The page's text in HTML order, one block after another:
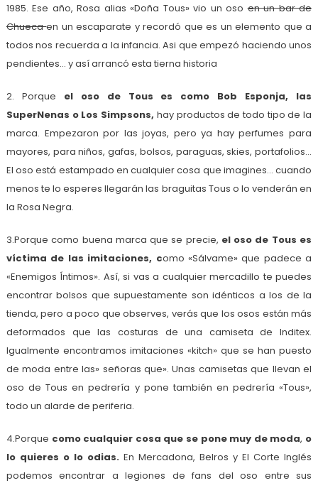
1985. Ese año, Rosa alias «Doña Tous» vio un osoen un bar de
Chuecaen un escaparate y recordó que es un elemento que a
todos nos recuerda a la infancia. Asi que empezó haciendo unos
pendientes… y así arrancó esta tierna historia
2. Porque el oso de Tous es como Bob Esponja, las
SuperNenas o Los Simpsons, hay productos de todo tipo de la
marca. Empezaron por las joyas, pero ya hay perfumes para
mayores, para niños, gafas, bolsos, paraguas, skies, portafolios…
El oso está estampado en cualquier cosa que imagines… cuando
menos te lo esperes llegarán las braguitas Tous o lo venderán en
la Rosa Negra.
3.Porque como buena marca que se precie, el oso de Tous es
víctima de las imitaciones, como «Sálvame» que padece a
«Enemigos Íntimos». Así, si vas a cualquier mercadillo te puedes
encontrar bolsos que supuestamente son idénticos a los de la
tienda, pero a poco que observes, verás que los osos están más
deformados que las costuras de una camiseta de Inditex.
Igualmente encontramos imitaciones «kitch» que se han puesto
de moda entre las» señoras que». Unas camisetas que llevan el
oso de Tous en pedrería y pone también en pedrería «Tous»,
todo un alarde de periferia.
4.Porque como cualquier cosa que se pone muy de moda, o
lo quieres o lo odias. En Mercadona, Belros y El Corte Inglés
podemos encontrar a legiones de fans del oso entre sus